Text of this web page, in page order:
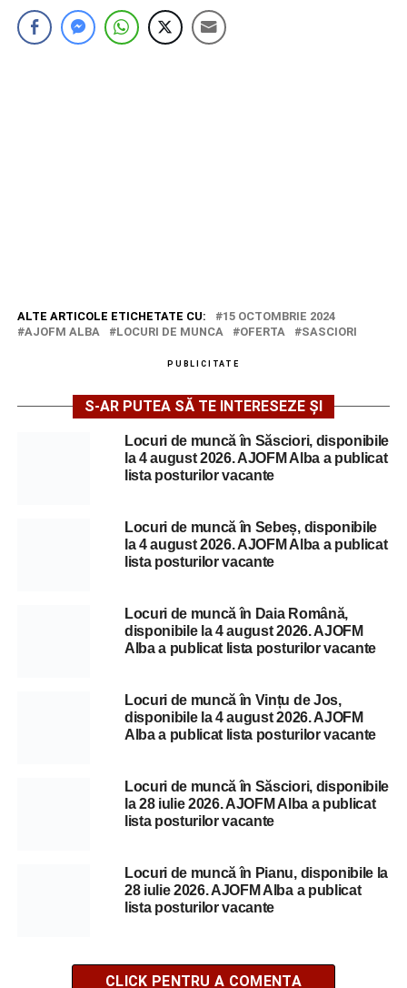
ALTE ARTICOLE ETICHETATE CU:
15 OCTOMBRIE 2024
AJOFM ALBA
LOCURI DE MUNCA OFERTA SASCIORI
PUBLICITATE
S-AR PUTEA SĂ TE INTERESEZE ȘI
Locuri de muncă în Săsciori, disponibile
la 4 august 2026. AJOFM Alba a publicat
lista posturilor vacante
Locuri de muncă în Sebeș, disponibile
la 4 august 2026. AJOFM Alba a publicat
lista posturilor vacante
Locuri de muncă în Daia Română,
disponibile la 4 august 2026. AJOFM
Alba a publicat lista posturilor vacante
Locuri de muncă în Vințu de Jos,
disponibile la 4 august 2026. AJOFM
Alba a publicat lista posturilor vacante
Locuri de muncă în Săsciori, disponibile
la 28 iulie 2026. AJOFM Alba a publicat
lista posturilor vacante
Locuri de muncă în Pianu, disponibile la
28 iulie 2026. AJOFM Alba a publicat
lista posturilor vacante
CLICK PENTRU A COMENTA